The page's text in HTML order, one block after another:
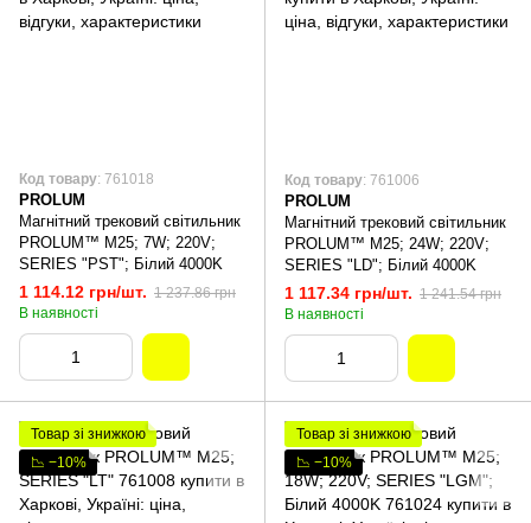
Код товару: 761018
PROLUM
Магнітний трековий світильник
PROLUM™ M25; 7W; 220V;
SERIES "PST"; Білий 4000K
1 114.12 грн/шт. 1 237.86 грн
В наявності
Код товару: 761006
PROLUM
Магнітний трековий світильник
PROLUM™ M25; 24W; 220V;
SERIES "LD"; Білий 4000K
1 117.34 грн/шт. 1 241.54 грн
В наявності
Товар зі знижкою
📉 −10%
Товар зі знижкою
📉 −10%